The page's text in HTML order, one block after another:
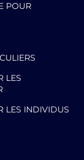
POUR
LES
LES INDIVIDUS